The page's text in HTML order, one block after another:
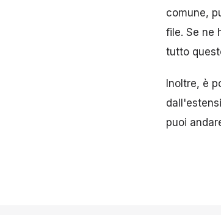
comune,
file. Se ne
tutto
Inoltre, è
puoi